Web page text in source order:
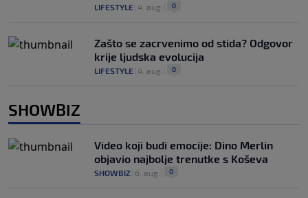
LIFESTYLE 4. aug. 0
Zašto se zacrvenimo od stida? Odgovor
krije ljudska evolucija
LIFESTYLE 4. aug. 0
SHOWBIZ
Video koji budi emocije: Dino Merlin
objavio najbolje trenutke s Koševa
SHOWBIZ 6. aug. 0